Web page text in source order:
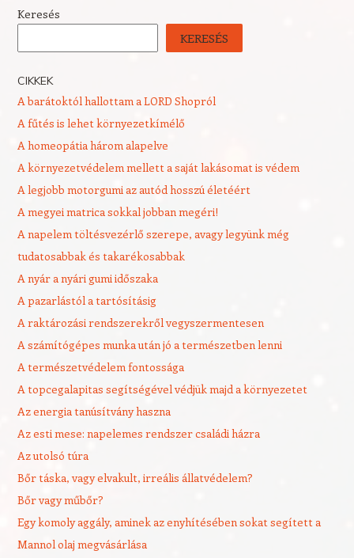
Keresés
KERESÉS
CIKKEK
A barátoktól hallottam a LORD Shopról
A fűtés is lehet környezetkímélő
A homeopátia három alapelve
A környezetvédelem mellett a saját lakásomat is védem
A legjobb motorgumi az autód hosszú életéért
A megyei matrica sokkal jobban megéri!
A napelem töltésvezérlő szerepe, avagy legyünk még
tudatosabbak és takarékosabbak
A nyár a nyári gumi időszaka
A pazarlástól a tartósításig
A raktározási rendszerekről vegyszermentesen
A számítógépes munka után jó a természetben lenni
A természetvédelem fontossága
A topcegalapitas segítségével védjük majd a környezetet
Az energia tanúsítvány haszna
Az esti mese: napelemes rendszer családi házra
Az utolsó túra
Bőr táska, vagy elvakult, irreális állatvédelem?
Bőr vagy műbőr?
Egy komoly aggály, aminek az enyhítésében sokat segített a
Mannol olaj megvásárlása